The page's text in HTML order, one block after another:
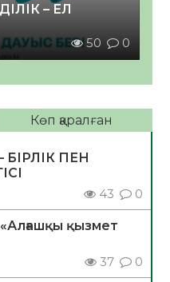
– ЕЛ
50 0
Көп қаралған
ПЕН
43 0
қызмет
37 0